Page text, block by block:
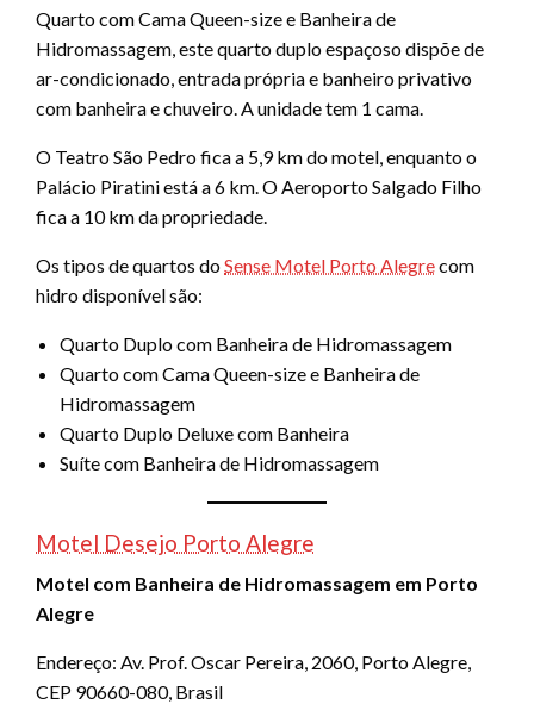
Quarto com Cama Queen-size e Banheira de
Hidromassagem, este quarto duplo espaçoso dispõe de
ar-condicionado, entrada própria e banheiro privativo
com banheira e chuveiro. A unidade tem 1 cama.
O Teatro São Pedro fica a 5,9 km do motel, enquanto o
Palácio Piratini está a 6 km. O Aeroporto Salgado Filho
fica a 10 km da propriedade.
Os tipos de quartos doSense Motel Porto Alegrecom
hidro disponível são:
Quarto Duplo com Banheira de Hidromassagem
Quarto com Cama Queen-size e Banheira de
Hidromassagem
Quarto Duplo Deluxe com Banheira
Suíte com Banheira de Hidromassagem
Motel Desejo Porto Alegre
Motel com Banheira de Hidromassagem em Porto
Alegre
Endereço: Av. Prof. Oscar Pereira, 2060, Porto Alegre,
CEP 90660-080, Brasil